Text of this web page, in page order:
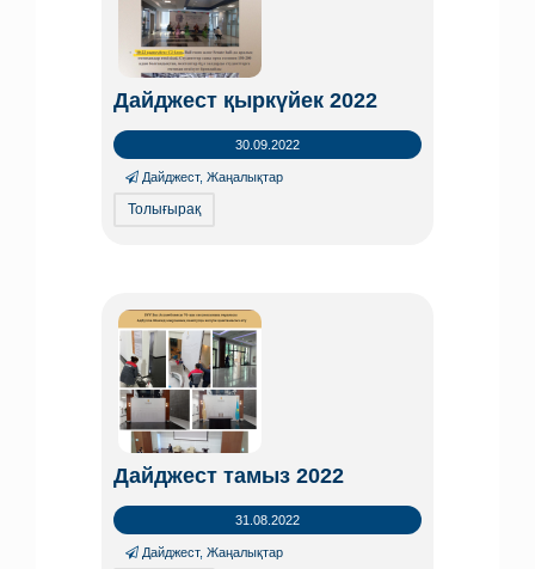
Дайджест қыркүйек 2022
30.09.2022
Дайджест, Жаңалықтар
Толығырақ
Дайджест тамыз 2022
31.08.2022
Дайджест, Жаңалықтар